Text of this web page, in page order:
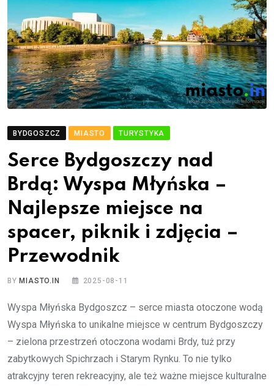
BYDGOSZCZ MIASTO TURYSTYKA
Serce Bydgoszczy nad
Brdą: Wyspa Młyńska –
Najlepsze miejsce na
spacer, piknik i zdjęcia –
Przewodnik
BYMIASTO.IN 2025-08-11
Wyspa Młyńska Bydgoszcz – serce miasta otoczone wodą
Wyspa Młyńska to unikalne miejsce w centrum Bydgoszczy
– zielona przestrzeń otoczona wodami Brdy, tuż przy
zabytkowych Spichrzach i Starym Rynku. To nie tylko
atrakcyjny teren rekreacyjny, ale też ważne miejsce kulturalne